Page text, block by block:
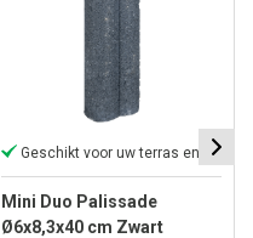
Geschikt voor uw terras en oprit!
Mini Duo Palissade
Ø6x8,3x40 cm Zwart